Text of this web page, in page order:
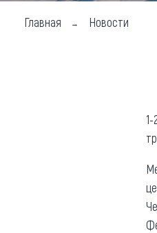
Придорожные кафе
Главная Новости